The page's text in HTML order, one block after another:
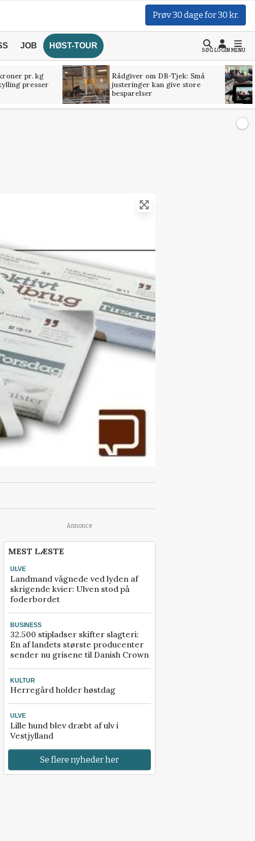
Prøv 30 dage for 30 kr.
JOB HØST-TOUR
SØGLOGINMENU
pr. kg
presser
Rådgiver om DB-Tjek: Små
justeringer kan give store
besparelser
Annonce
MEST LÆSTE
ULVE
Landmand vågnede ved lyden af
skrigende kvier: Ulven stod på
foderbordet
BUSINESS
32.500 stipladser skifter slagteri:
En af landets største producenter
sender nu grisene til Danish Crown
KULTUR
Herregård holder høstdag
ULVE
Lille hund blev dræbt af ulv i
Vestjylland
Se flere nyheder her